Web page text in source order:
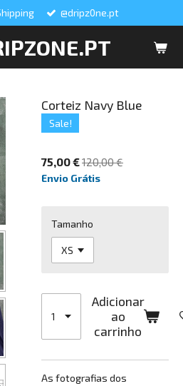
@dripz0ne.pt
Corteiz Navy Blue
Sale!
75,00 €120,00 €
Envio Grátis
Tamanho
Adicionar
ao
carrinho
As fotografias dos